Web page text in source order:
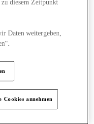
diesem Zeitpunkt
Daten weitergeben,
Cookies annehmen